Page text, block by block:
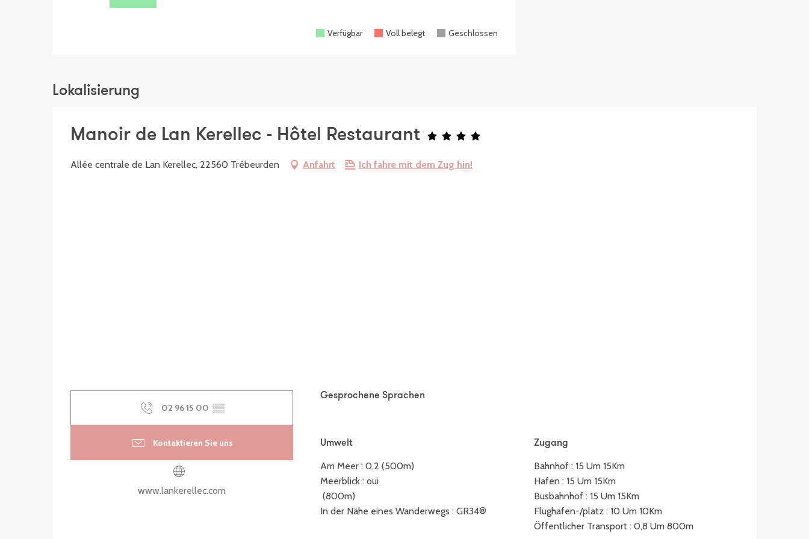
Verfügbar Voll belegt Geschlossen
Lokalisierung
Manoir de Lan Kerellec - Hôtel Restaurant
Allée centrale de Lan Kerellec, 22560 Trébeurden Anfahrt Ich fahre mit dem Zug hin!
02 96 15 00 ▒▒
Kontaktieren Sie uns
www.lankerellec.com
Gesprochene Sprachen
Gesprochene Sprachen
Umwelt
Umwelt
Am Meer : 0,2 (500m)
Meerblick : oui
(800m)
In der Nähe eines Wanderwegs : GR34®
Zugang
Zugang
Bahnhof : 15 Um 15Km
Hafen : 15 Um 15Km
Busbahnhof : 15 Um 15Km
Flughafen-/platz : 10 Um 10Km
Öffentlicher Transport : 0,8 Um 800m